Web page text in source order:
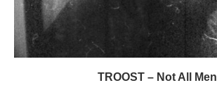
TROOST – Not All Men